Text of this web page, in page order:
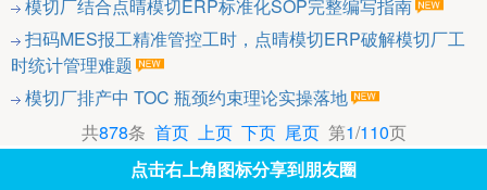
模切厂结合点晴模切ERP标准化SOP完整编写指南
扫码MES报工精准管控工时，点晴模切ERP破解模切厂工
时统计管理难题
模切厂排产中 TOC 瓶颈约束理论实操落地
共878条 首页 上页 下页 尾页第1/110页
点击右上角图标分享到朋友圈